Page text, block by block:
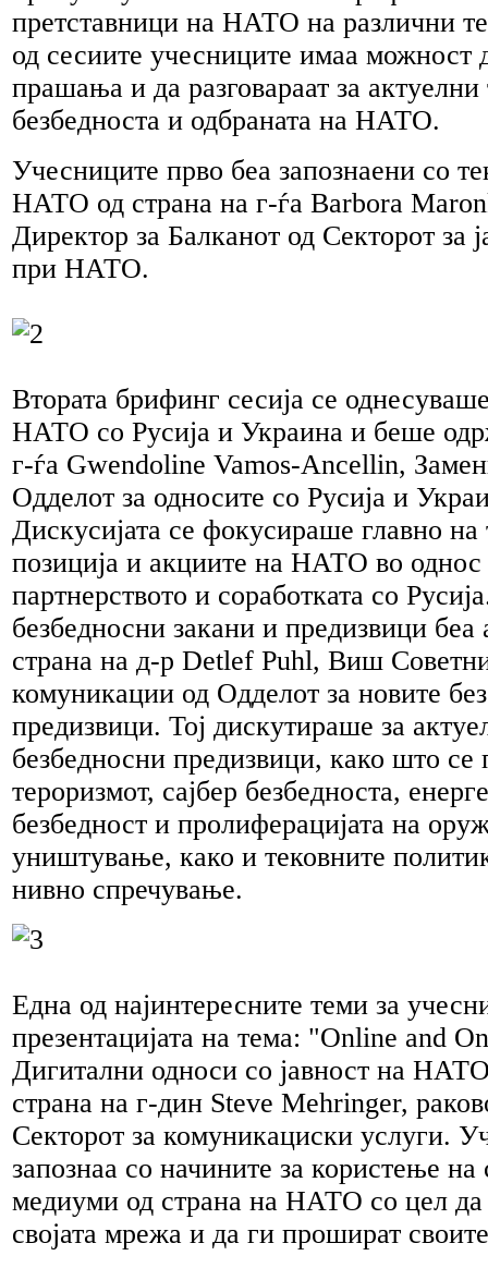
претставници на НАТО на различни
од сесиите учесниците имаа можност
прашања и да разговараат за
безбедноста и одбраната на НАТО.
Учесниците прво беа запознаени со
НАТО од страна на г-ѓа Barbora
Директор за Балканот од Секторот за
при НАТО.
Втората брифинг сесија се
НАТО со Русија и Украина и беше
г-ѓа Gwendoline Vamos-Ancellin,
Одделот за односите со Русија и
Дискусијата се фокусираше главно на
позиција и акциите на НАТО во однос
партнерството и соработката со
безбедносни закани и предизвици беа
страна на д-р Detlef Puhl, Виш
комуникации од Одделот за новите
предизвици. Тој дискутираше за
безбедносни предизвици, како што се
тероризмот, сајбер безбедноста,
безбедност и пролиферацијата на
уништување, како и тековните
нивно спречување.
Една од најинтересните теми за
презентацијата на тема: "Online and
Дигитални односи со јавност на
страна на г-дин Steve Mehringer,
Секторот за комуникациски услуги.
запознаа со начините за користење на
медиуми од страна на НАТО со цел да
својата мрежа и да ги прошират